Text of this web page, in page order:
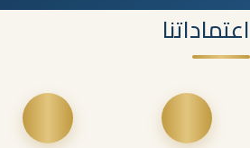
اعتماداتنا